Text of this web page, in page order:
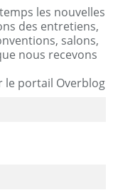
les nouvelles
des entretiens,
salons,
nous recevons
le portail Overblog